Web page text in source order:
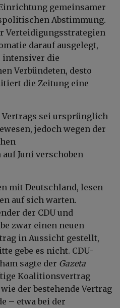
gemeinsamer
Abstimmung.
Verteidigungsstrategien
darauf ausgelegt,
intensiver die
Verbündeten, desto
die Zeitung eine
Vertrags sei ursprünglich
jedoch wegen der
Juni verschoben
mit Deutschland, lesen
auf sich warten.
der CDU und
zwar einen neuen
in Aussicht gestellt,
gebe es nicht. CDU-
sagte der Gazeta
Koalitionsvertrag
der bestehende Vertrag
– etwa bei der